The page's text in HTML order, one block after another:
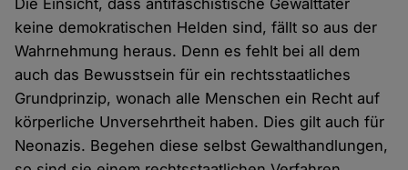
Die Einsicht, dass antifaschistische Gewalttäter
keine demokratischen Helden sind, fällt so aus der
Wahrnehmung heraus. Denn es fehlt bei all dem
auch das Bewusstsein für ein rechtsstaatliches
Grundprinzip, wonach alle Menschen ein Recht auf
körperliche Unversehrtheit haben. Dies gilt auch für
Neonazis. Begehen diese selbst Gewalthandlungen,